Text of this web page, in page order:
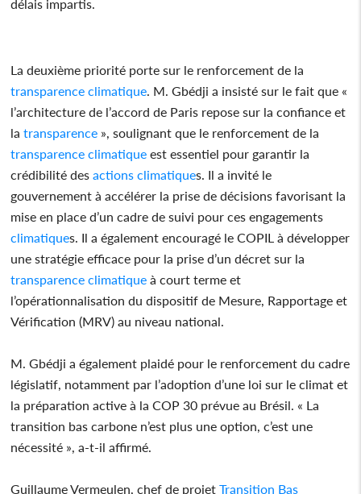
délais impartis.
La deuxième priorité porte sur le renforcement de la
transparence climatique . M. Gbédji a insisté sur le fait que «
l’architecture de l’accord de Paris repose sur la confiance et
la transparence », soulignant que le renforcement de la
transparence climatique est essentiel pour garantir la
crédibilité des actions climatiques. Il a invité le
gouvernement à accélérer la prise de décisions favorisant la
mise en place d’un cadre de suivi pour ces engagements
climatiques. Il a également encouragé le COPIL à développer
une stratégie efficace pour la prise d’un décret sur la
transparence climatique à court terme et
l’opérationnalisation du dispositif de Mesure, Rapportage et
Vérification (MRV) au niveau national.
M. Gbédji a également plaidé pour le renforcement du cadre
législatif, notamment par l’adoption d’une loi sur le climat et
la préparation active à la COP 30 prévue au Brésil. « La
transition bas carbone n’est plus une option, c’est une
nécessité », a-t-il affirmé.
Guillaume Vermeulen, chef de projet Transition Bas